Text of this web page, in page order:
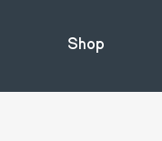
Shop